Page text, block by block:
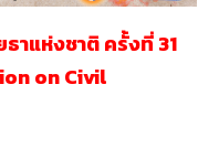
าแห่งชาติ ครั้งที่ 31
on Civil